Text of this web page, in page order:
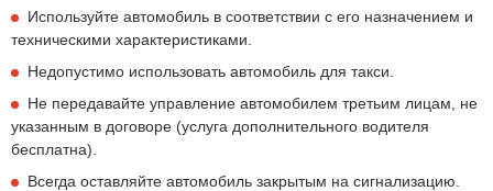
Используйте автомобиль в соответствии с его назначением и
техническими характеристиками.
Недопустимо использовать автомобиль для такси.
Не передавайте управление автомобилем третьим лицам, не
указанным в договоре (услуга дополнительного водителя
бесплатна).
Всегда оставляйте автомобиль закрытым на сигнализацию.